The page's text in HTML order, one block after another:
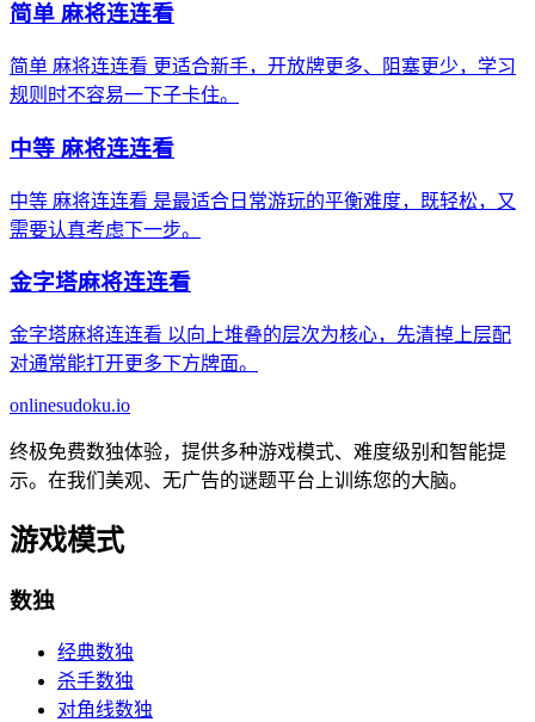
简单 麻将连连看
简单 麻将连连看 更适合新手，开放牌更多、阻塞更少，学习
规则时不容易一下子卡住。
中等 麻将连连看
中等 麻将连连看 是最适合日常游玩的平衡难度，既轻松，又
需要认真考虑下一步。
金字塔麻将连连看
金字塔麻将连连看 以向上堆叠的层次为核心，先清掉上层配
对通常能打开更多下方牌面。
onlinesudoku.io
终极免费数独体验，提供多种游戏模式、难度级别和智能提
示。在我们美观、无广告的谜题平台上训练您的大脑。
游戏模式
数独
经典数独
杀手数独
对角线数独